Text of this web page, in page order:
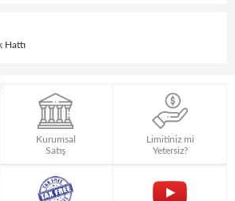
Hattı
Kurumsal
Satış
Limitiniz mi
Yetersiz?